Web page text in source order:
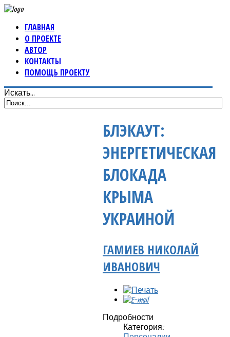
ГЛАВНАЯ
О ПРОЕКТЕ
АВТОР
КОНТАКТЫ
ПОМОЩЬ ПРОЕКТУ
Искать...
БЛЭКАУТ:
ЭНЕРГЕТИЧЕСКАЯ
БЛОКАДА
КРЫМА
УКРАИНОЙ
ГАМИЕВ НИКОЛАЙ
ИВАНОВИЧ
Подробности
Категория: